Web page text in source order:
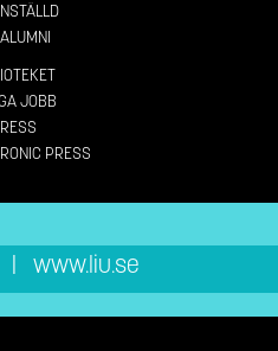
JOBB
PRESS
www.liu.se